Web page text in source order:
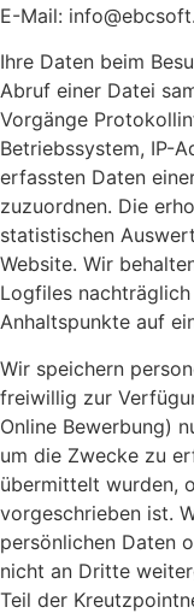
E-Mail:
Ihre Daten beim
Abruf einer Datei
Vorgänge
Betriebssystem, IP-
erfassten Daten
zuzuordnen. Die
statistischen
Website. Wir
Logfiles
Anhaltspunkte auf
Wir speichern
freiwillig zur
Online Bewerbung)
um die Zwecke zu
übermittelt wurden,
vorgeschrieben ist.
persönlichen Daten
nicht an Dritte
Teil der